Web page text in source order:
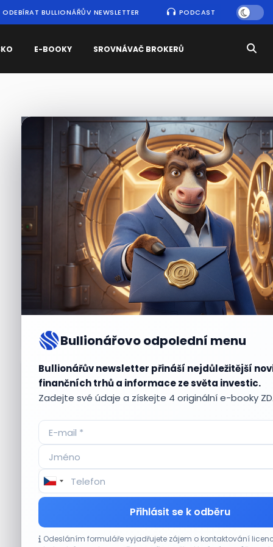
ODEBÍRAT BULLIONÁŘŮV NEWSLETTER PODCAST
E-BOOKY SROVNÁVAČ BROKERŮ
Bullionářovo odpolední menu
Bullionářův newsletter přináší nejdůležitější
finančních trhů a informace ze světa investic.
Zadejte své údaje a získejte 4 originální e-booky
Přihlásit se k odběru
Odesláním formuláře vyjadřujete zájem o kontaktování
Nejčtenějšízprávy
Aktuálnípříležitosti
Etsy překonala odhady tržeb, objem prodejů